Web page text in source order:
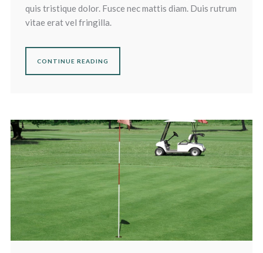
quis tristique dolor. Fusce nec mattis diam. Duis rutrum
vitae erat vel fringilla.
CONTINUE READING